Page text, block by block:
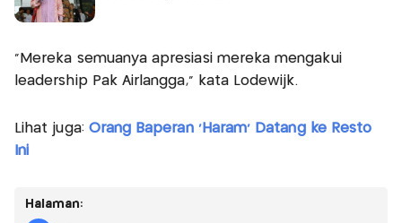
"Mereka semuanya apresiasi mereka mengakui
leadership Pak Airlangga," kata Lodewijk.
Lihat juga: Orang Baperan 'Haram' Datang ke Resto
Ini
Halaman: